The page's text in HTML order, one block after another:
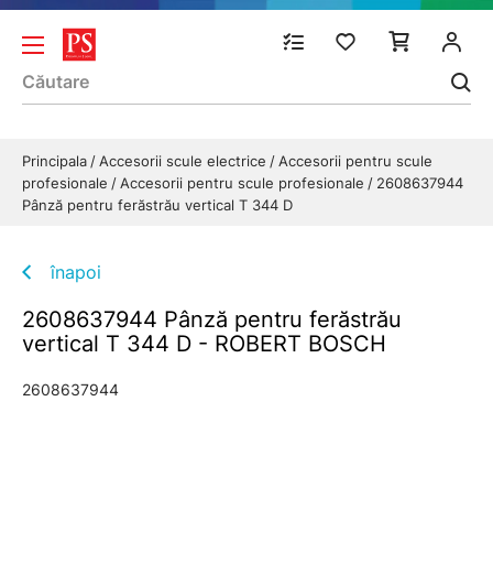
Principala Accesorii scule electrice
Accesorii pentru scule
profesionale
Accesorii pentru scule profesionale
2608637944
Pânză pentru ferăstrău vertical T 344 D
înapoi
2608637944 Pânză pentru ferăstrău
vertical T 344 D - ROBERT BOSCH
2608637944